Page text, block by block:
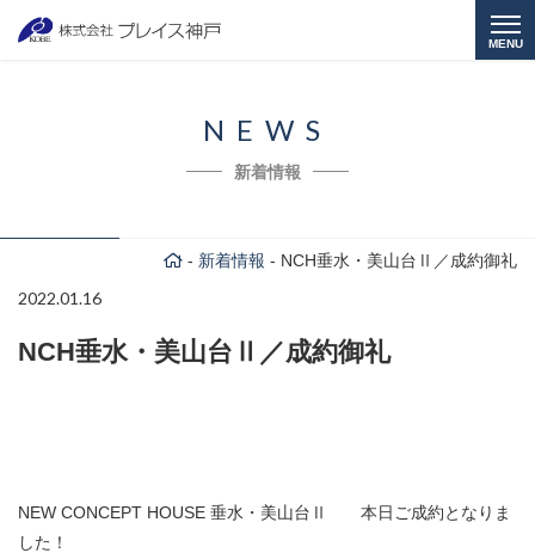
MENU
NEWS
新着情報
- 新着情報 - NCH垂水・美山台Ⅱ／成約御礼
2022.01.16
NCH垂水・美山台Ⅱ／成約御礼
NEW CONCEPT HOUSE 垂水・美山台Ⅱ 本日ご成約となりま
した！